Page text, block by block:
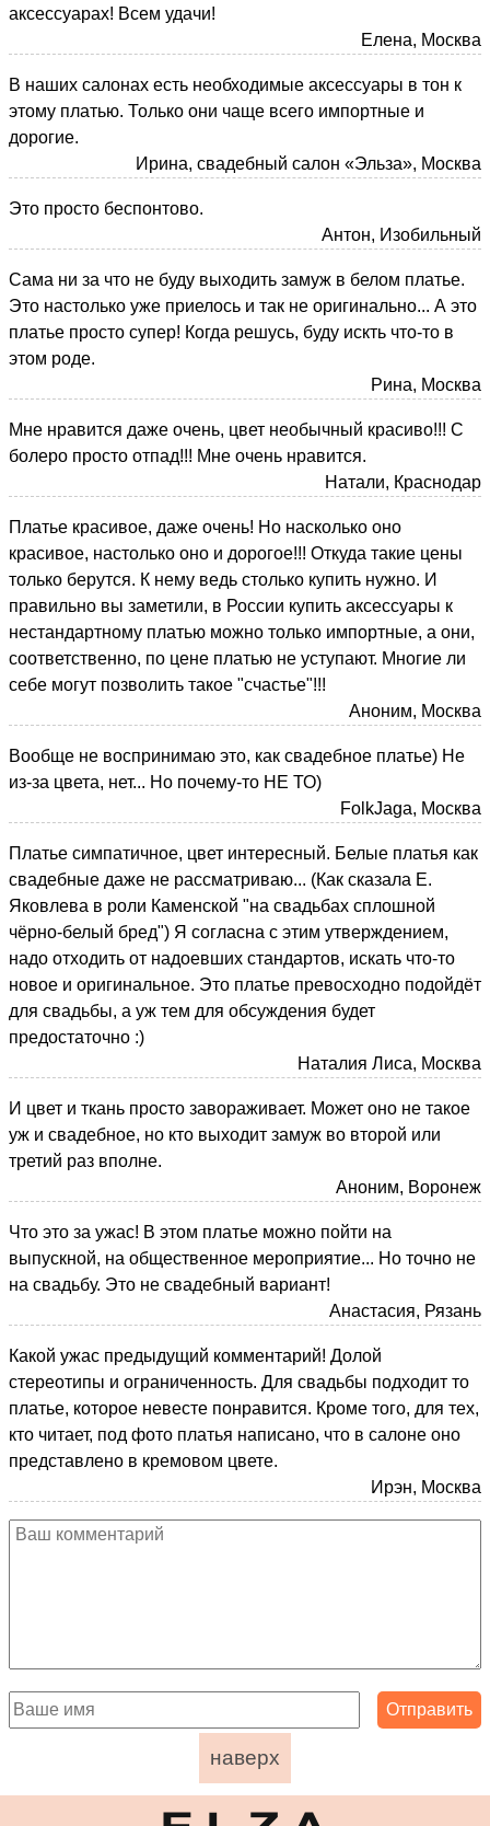
аксессуарах! Всем удачи!
Елена, Москва
В наших салонах есть необходимые аксессуары в тон к
этому платью. Только они чаще всего импортные и
дорогие.
Ирина, свадебный салон «Эльза», Москва
Это просто беспонтово.
Антон, Изобильный
Сама ни за что не буду выходить замуж в белом платье.
Это настолько уже приелось и так не оригинально... А это
платье просто супер! Когда решусь, буду искть что-то в
этом роде.
Рина, Москва
Мне нравится даже очень, цвет необычный красиво!!! С
болеро просто отпад!!! Мне очень нравится.
Натали, Краснодар
Платье красивое, даже очень! Но насколько оно
красивое, настолько оно и дорогое!!! Откуда такие цены
только берутся. К нему ведь столько купить нужно. И
правильно вы заметили, в России купить аксессуары к
нестандартному платью можно только импортные, а они,
соответственно, по цене платью не уступают. Многие ли
себе могут позволить такое "счастье"!!!
Аноним, Москва
Вообще не воспринимаю это, как свадебное платье) Не
из-за цвета, нет... Но почему-то НЕ ТО)
FolkJaga, Москва
Платье симпатичное, цвет интересный. Белые платья как
свадебные даже не рассматриваю... (Как сказала Е.
Яковлева в роли Каменской "на свадьбах сплошной
чёрно-белый бред") Я согласна с этим утверждением,
надо отходить от надоевших стандартов, искать что-то
новое и оригинальное. Это платье превосходно подойдёт
для свадьбы, а уж тем для обсуждения будет
предостаточно :)
Наталия Лиса, Москва
И цвет и ткань просто завораживает. Может оно не такое
уж и свадебное, но кто выходит замуж во второй или
третий раз вполне.
Аноним, Воронеж
Что это за ужас! В этом платье можно пойти на
выпускной, на общественное мероприятие... Но точно не
на свадьбу. Это не свадебный вариант!
Анастасия, Рязань
Какой ужас предыдущий комментарий! Долой
стереотипы и ограниченность. Для свадьбы подходит то
платье, которое невесте понравится. Кроме того, для тех,
кто читает, под фото платья написано, что в салоне оно
представлено в кремовом цвете.
Ирэн, Москва
наверх